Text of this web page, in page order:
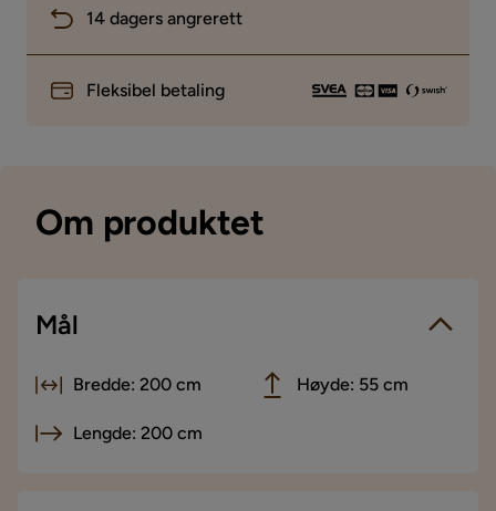
14 dagers angrerett
Fleksibel betaling
Om produktet
Mål
Bredde: 200 cm Høyde: 55 cm
Lengde: 200 cm